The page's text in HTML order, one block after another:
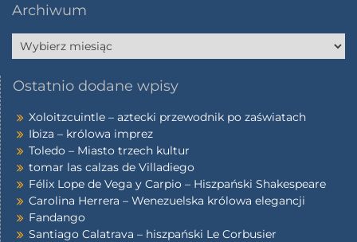
Archiwum
Ostatnio dodane wpisy
Xoloitzcuintle – aztecki przewodnik po zaświatach
Ibiza – królowa imprez
Toledo – Miasto trzech kultur
tomar las calzas de Villadiego
Félix Lope de Vega y Carpio – Hiszpański Shakespeare
Carolina Herrera – Wenezuelska królowa elegancji
Fandango
Santiago Calatrava – hiszpański Le Corbusier